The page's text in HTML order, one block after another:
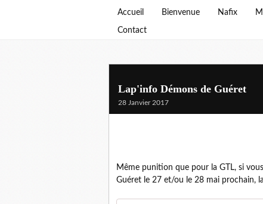
Accueil Bienvenue Nafix
Contact
Lap'info Démons de Guéret
28 Janvier 2017
Même punition que pour la GTL, si
Guéret le 27 et/ou le 28 mai prochain,